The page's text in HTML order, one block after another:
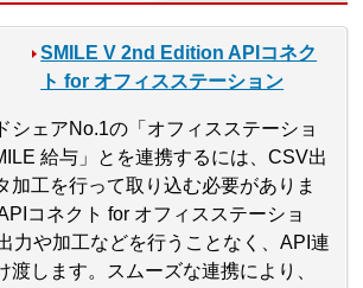
SMILE V 2nd Edition APIコネク
ト for オフィスステーション
シェアNo.1の「オフィスステーショ
給与」とを連携するには、CSV出
加工を行って取り込む必要がありま
コネクト for オフィスステーショ
力や加工などを行うことなく、API連
渡します。スムーズな連携により、